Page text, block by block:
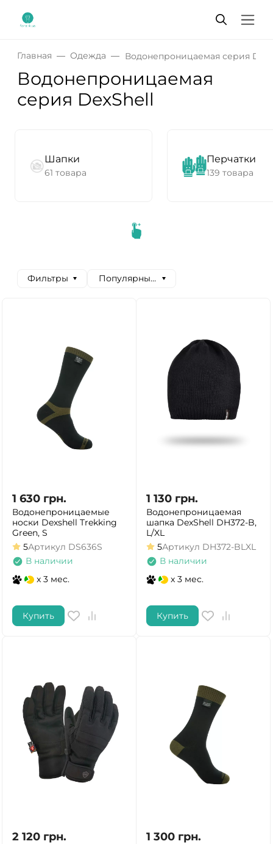
Главная Одежда Водонепроницаемая серия
Водонепроницаемая
серия DexShell
Шапки
61 товара
Перчатки
139 товара
Фильтры Популярные сначала
1 630 грн.
Водонепроницаемые
носки Dexshell Trekking
Green, S
5Артикул DS636S
В наличии
x 3 мес.
Купить
1 130 грн.
Водонепроницаемая
шапка DexShell DH372-B,
L/XL
5Артикул DH372-BLXL
В наличии
x 3 мес.
Купить
2 120 грн. 1 300 грн.